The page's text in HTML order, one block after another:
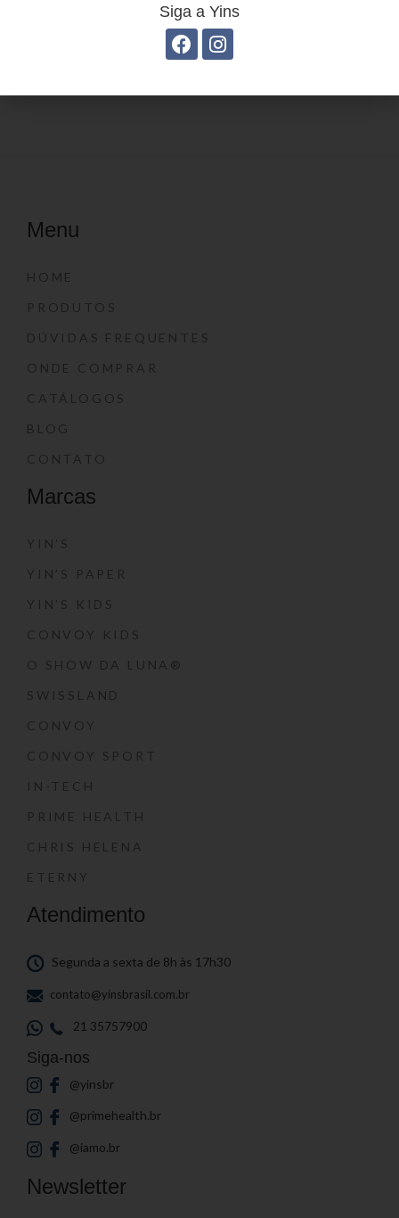
Mochila Linha Casual
Estojo juvenil YS27099
Menu
HOME
PRODUTOS
DÚVIDAS FREQUENTES
ONDE COMPRAR
CATÁLOGOS
BLOG
CONTATO
Marcas
YIN’S
YIN’S PAPER
YIN’S KIDS
CONVOY KIDS
O SHOW DA LUNA®
SWISSLAND
CONVOY
CONVOY SPORT
IN-TECH
PRIME HEALTH
CHRIS HELENA
ETERNY
Atendimento
Segunda a sexta de 8h às 17h30
contato@yinsbrasil.com.br
21 35757900
Siga-nos
@yinsbr
@primehealth.br
@iamo.br
Newsletter
Siga a Yins